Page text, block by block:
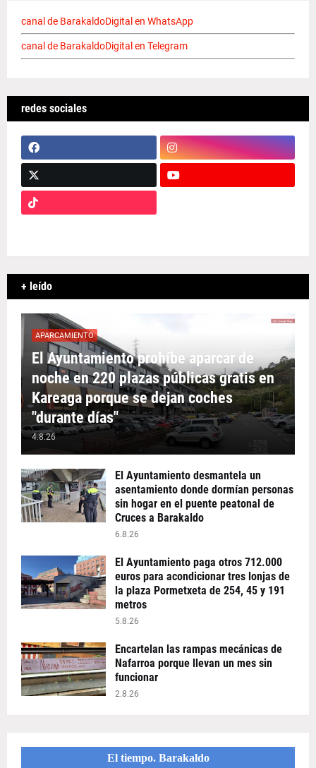
canal de BarakaldoDigital en WhatsApp
canal de BarakaldoDigital en Telegram
redes sociales
+ leído
APARCAMIENTO
El Ayuntamiento prohíbe aparcar de
noche en 220 plazas públicas gratis en
Kareaga porque se dejan coches
"durante días"
4.8.26
El Ayuntamiento desmantela un
asentamiento donde dormían personas
sin hogar en el puente peatonal de
Cruces a Barakaldo
6.8.26
El Ayuntamiento paga otros 712.000
euros para acondicionar tres lonjas de
la plaza Pormetxeta de 254, 45 y 191
metros
5.8.26
Encartelan las rampas mecánicas de
Nafarroa porque llevan un mes sin
funcionar
2.8.26